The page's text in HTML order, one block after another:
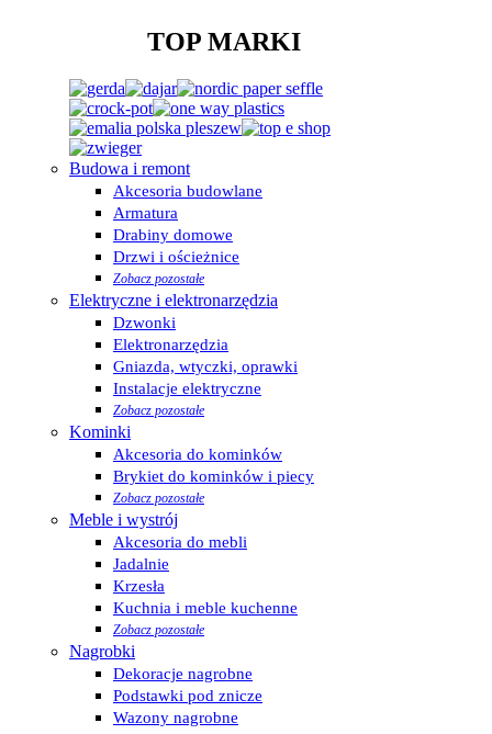
TOP MARKI
Budowa i remont
Akcesoria budowlane
Armatura
Drabiny domowe
Drzwi i ościeżnice
Zobacz pozostałe
Elektryczne i elektronarzędzia
Dzwonki
Elektronarzędzia
Gniazda, wtyczki, oprawki
Instalacje elektryczne
Zobacz pozostałe
Kominki
Akcesoria do kominków
Brykiet do kominków i piecy
Zobacz pozostałe
Meble i wystrój
Akcesoria do mebli
Jadalnie
Krzesła
Kuchnia i meble kuchenne
Zobacz pozostałe
Nagrobki
Dekoracje nagrobne
Podstawki pod znicze
Wazony nagrobne